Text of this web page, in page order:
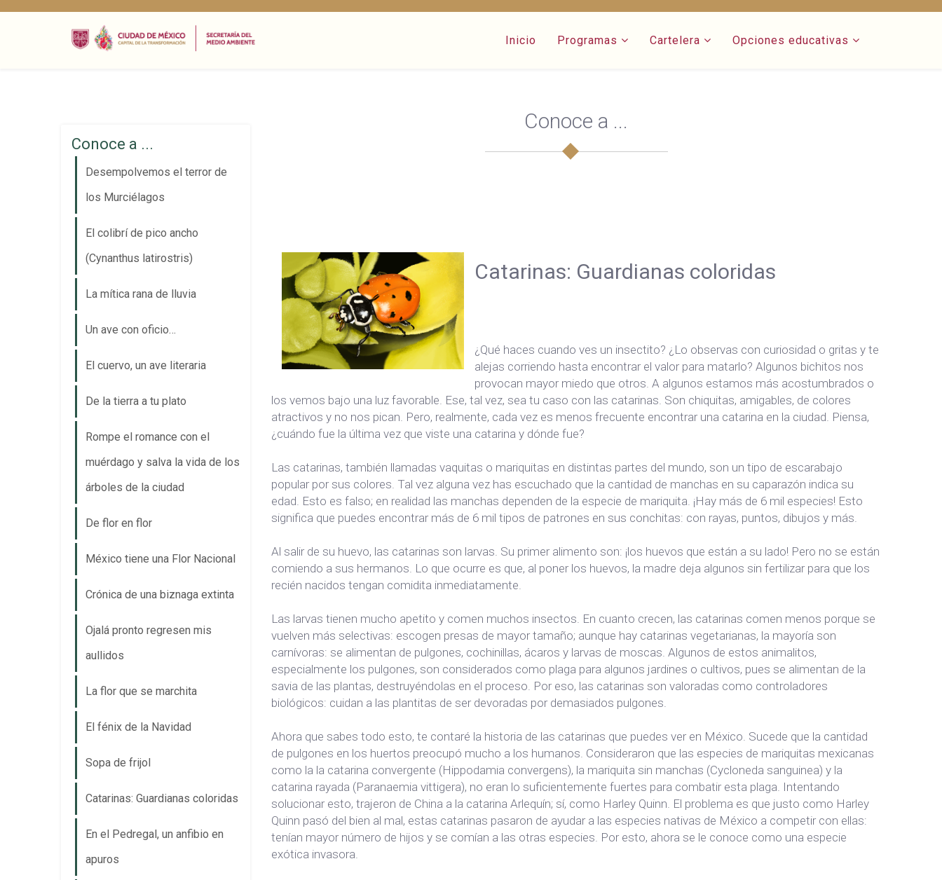
Inicio Programas Cartelera Opciones educativas
Conoce a ...
Desempolvemos el terror de
los Murciélagos
El colibrí de pico ancho
(Cynanthus latirostris)
La mítica rana de lluvia
Un ave con oficio…
El cuervo, un ave literaria
De la tierra a tu plato
Rompe el romance con el
muérdago y salva la vida de los
árboles de la ciudad
De flor en flor
México tiene una Flor Nacional
Crónica de una biznaga extinta
Ojalá pronto regresen mis
aullidos
La flor que se marchita
El fénix de la Navidad
Sopa de frijol
Catarinas: Guardianas coloridas
En el Pedregal, un anfibio en
apuros
Conoce a ...
Catarinas: Guardianas coloridas
¿Qué haces cuando ves un insectito? ¿Lo observas con curiosidad o gritas y te
alejas corriendo hasta encontrar el valor para matarlo? Algunos bichitos nos
provocan mayor miedo que otros. A algunos estamos más acostumbrados o
los vemos bajo una luz favorable. Ese, tal vez, sea tu caso con las catarinas. Son chiquitas, amigables, de colores
atractivos y no nos pican. Pero, realmente, cada vez es menos frecuente encontrar una catarina en la ciudad. Piensa,
¿cuándo fue la última vez que viste una catarina y dónde fue?
Las catarinas, también llamadas vaquitas o mariquitas en distintas partes del mundo, son un tipo de escarabajo
popular por sus colores. Tal vez alguna vez has escuchado que la cantidad de manchas en su caparazón indica su
edad. Esto es falso; en realidad las manchas dependen de la especie de mariquita. ¡Hay más de 6 mil especies! Esto
significa que puedes encontrar más de 6 mil tipos de patrones en sus conchitas: con rayas, puntos, dibujos y más.
Al salir de su huevo, las catarinas son larvas. Su primer alimento son: ¡los huevos que están a su lado! Pero no se están
comiendo a sus hermanos. Lo que ocurre es que, al poner los huevos, la madre deja algunos sin fertilizar para que los
recién nacidos tengan comidita inmediatamente.
Las larvas tienen mucho apetito y comen muchos insectos. En cuanto crecen, las catarinas comen menos porque se
vuelven más selectivas: escogen presas de mayor tamaño; aunque hay catarinas vegetarianas, la mayoría son
carnívoras: se alimentan de pulgones, cochinillas, ácaros y larvas de moscas. Algunos de estos animalitos,
especialmente los pulgones, son considerados como plaga para algunos jardines o cultivos, pues se alimentan de la
savia de las plantas, destruyéndolas en el proceso. Por eso, las catarinas son valoradas como controladores
biológicos: cuidan a las plantitas de ser devoradas por demasiados pulgones.
Ahora que sabes todo esto, te contaré la historia de las catarinas que puedes ver en México. Sucede que la cantidad
de pulgones en los huertos preocupó mucho a los humanos. Consideraron que las especies de mariquitas mexicanas
como la la catarina convergente (Hippodamia convergens), la mariquita sin manchas (Cycloneda sanguinea) y la
catarina rayada (Paranaemia vittigera), no eran lo suficientemente fuertes para combatir esta plaga. Intentando
solucionar esto, trajeron de China a la catarina Arlequín; sí, como Harley Quinn. El problema es que justo como Harley
Quinn pasó del bien al mal, estas catarinas pasaron de ayudar a las especies nativas de México a competir con ellas:
tenían mayor número de hijos y se comían a las otras especies. Por esto, ahora se le conoce como una especie
exótica invasora.